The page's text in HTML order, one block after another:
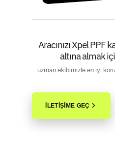
Aracınızı Xpel PPF
altına almak
uzman ekibimizle en iyi
İLETİŞİME GEÇ